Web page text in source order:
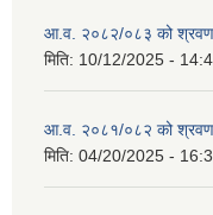
आ.व. २०८२/०८३ को श्रवण
मिति: 10/12/2025 -
आ.व. २०८१/०८२ को श्रवण
मिति: 04/20/2025 -